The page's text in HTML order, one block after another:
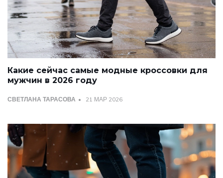
Какие сейчас самые модные кроссовки для
мужчин в 2026 году
СВЕТЛАНА ТАРАСОВА 21 МАР 2026